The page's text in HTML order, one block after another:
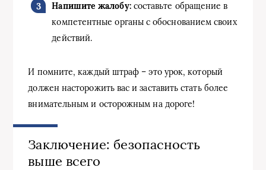
Напишите жалобу:составьте обращение в
компетентные органы с обоснованием своих
действий.
И помните, каждый штраф – это урок, который
должен насторожить вас и заставить стать более
внимательным и осторожным на дороге!
Заключение: безопасность
выше всего